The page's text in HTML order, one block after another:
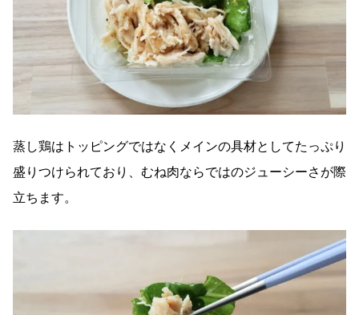
蒸し鶏はトッピングではなくメインの具材としてたっぷり
盛りつけられており、むね肉ならではのジューシーさが際
立ちます。